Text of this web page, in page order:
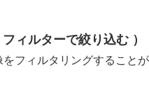
フィルターで絞り込む ）
フィルタリングすることが